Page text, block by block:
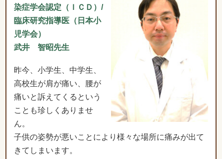
染症学会認定（ＩＣＤ）/
臨床研究指導医（日本小
児学会）
武井 智昭先生
昨今、小学生、中学生、
高校生が肩が痛い、腰が
痛いと訴えてくるという
ことも珍しくありませ
ん。
子供の姿勢が悪いことにより様々な場所に痛みが出て
きてしまいます。